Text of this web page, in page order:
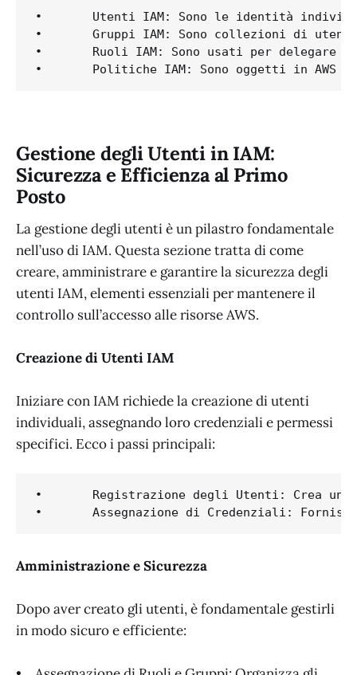
•	Utenti IAM: Sono le identità individuali che rappresentano le persone o i servizi che interagiscono con AWS. Gli utenti IAM possono avere credenziali di sicurezza permanenti, come password e chiavi di accesso, che consentono loro di accedere ai servizi AWS.
•	Gruppi IAM: Sono collezioni di utenti IAM, che facilitano la gestione dei permessi. Invece di assegnare permessi a ciascun utente individualmente, è possibile assegnarli a un gruppo.
•	Ruoli IAM: Sono usati per delegare autorizzazioni. I ruoli IAM non sono associati direttamente a specifiche credenziali e sono intesi per essere assunti da utenti autorizzati, applicazioni o servizi.
•	Politiche IAM: Sono oggetti in
Gestione degli Utenti in IAM:
Sicurezza e Efficienza al Primo
Posto
La gestione degli utenti è un pilastro fondamentale
nell’uso di IAM. Questa sezione tratta di come
creare, amministrare e garantire la sicurezza degli
utenti IAM, elementi essenziali per mantenere il
controllo sull’accesso alle risorse AWS.
Creazione di Utenti IAM
Iniziare con IAM richiede la creazione di utenti
individuali, assegnando loro credenziali e permessi
specifici. Ecco i passi principali:
•	Registrazione degli Utenti: Crea un nuovo utente IAM per ogni membro del team che necessita di accesso ad AWS.
Amministrazione e Sicurezza
Dopo aver creato gli utenti, è fondamentale gestirli
in modo sicuro e efficiente: